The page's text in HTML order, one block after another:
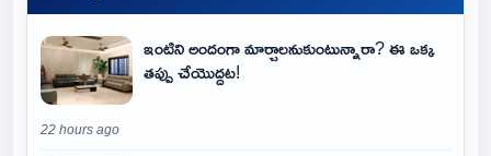
ఇంటిని అందంగా మార్చాలనుకుంటున్నారా? ఈ ఒక్క
తప్పు చేయొద్దట!
22 hours ago